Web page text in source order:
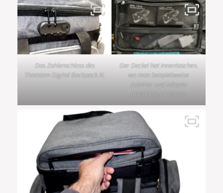
Das Zahlenschloss des
Thomann Digital Backpack XL
Der Deckel hat Innentaschen,
wo man beispielsweise
Zubehör und Adapter
unterbringen könnte